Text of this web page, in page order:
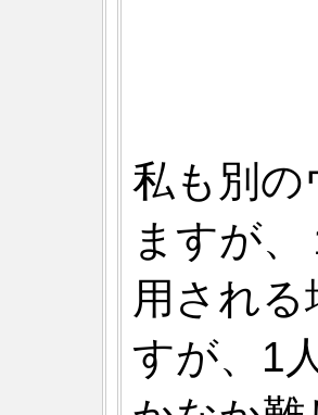
私も別の
ますが
用され
すが、1